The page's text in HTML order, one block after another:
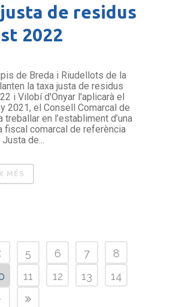
de residus
2022
de Breda i Riudellots de la
la taxa justa de residus
i Vilobí d'Onyar l'aplicarà el
2021, el Consell Comarcal de
treballar en l’establiment d’una
fiscal comarcal de referència
de...
MÉS
5 6 7
8
11 12 13
14